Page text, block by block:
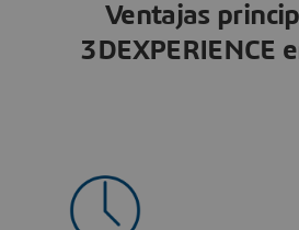
Ventajas
3DEXPERIENCE